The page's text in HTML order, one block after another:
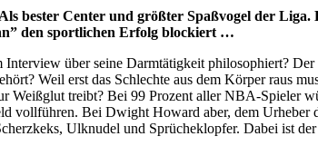
bester Center und größter Spaßvogel der
den sportlichen Erfolg blockiert …
über seine Darmtätigkeit philosophiert?
Weil erst das Schlechte aus dem Körper raus
Weißglut treibt? Bei 99 Prozent aller NBA-
vollführen. Bei Dwight Howard aber, dem
Ulknudel und Sprücheklopfer. Dabei ist